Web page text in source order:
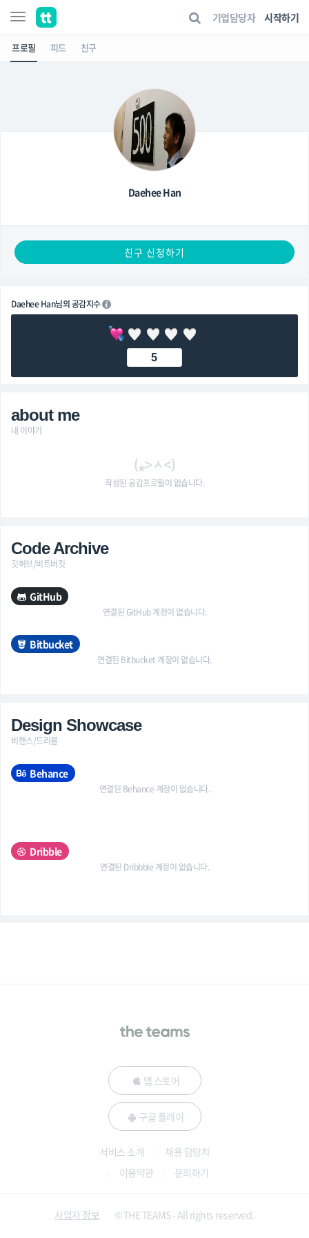
기업담당자 시작하기
프로필 피드 친구
Daehee Han
친구 신청하기
Daehee Han님의 공감지수
5
about me
내 이야기
(⁎˃ᆺ˂)
작성된 공감프로필이 없습니다.
Code Archive
깃허브/비트버킷
GitHub
연결된 GitHub 계정이 없습니다.
Bitbucket
연결된 Bitbucket 계정이 없습니다.
Design Showcase
비핸스/드리블
Behance
연결된 Behance 계정이 없습니다.
Dribble
연결된 Dribbble 계정이 없습니다.
앱 스토어
구글 플레이
서비스 소개
채용 담당자
이용약관
문의하기
사업자 정보 © THE TEAMS - All rights reserved.